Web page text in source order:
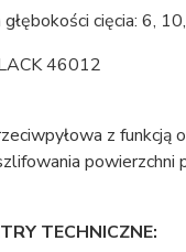
głębokości cięcia: 6,
46012
z
powierzchni
TECHNICZNE: